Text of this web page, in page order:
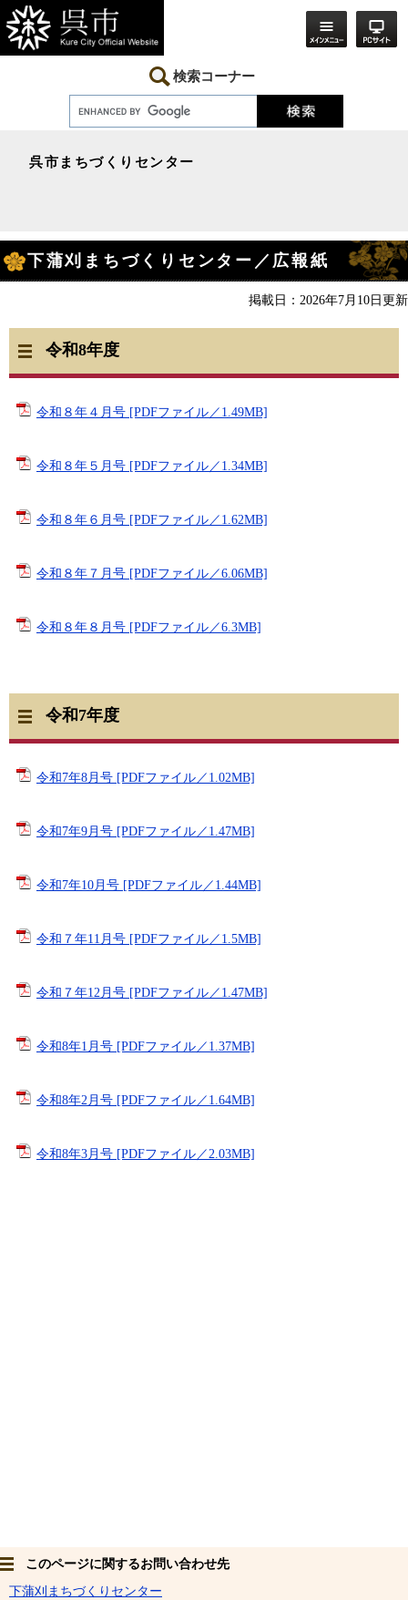
ー
ジ
の
ニ
ュ
ー
検索コーナー
呉市まちづくりセンター
文
下蒲刈まちづくりセンター／広報紙
掲載日：2026年7月10日更新
令和8年度
令和８年４月号 [PDFファイル／1.49MB]
令和８年５月号 [PDFファイル／1.34MB]
令和８年６月号 [PDFファイル／1.62MB]
令和８年７月号 [PDFファイル／6.06MB]
令和８年８月号 [PDFファイル／6.3MB]
令和7年度
令和7年8月号 [PDFファイル／1.02MB]
令和7年9月号 [PDFファイル／1.47MB]
令和7年10月号 [PDFファイル／1.44MB]
令和７年11月号 [PDFファイル／1.5MB]
令和７年12月号 [PDFファイル／1.47MB]
令和8年1月号 [PDFファイル／1.37MB]
令和8年2月号 [PDFファイル／1.64MB]
令和8年3月号 [PDFファイル／2.03MB]
このページに関するお問い合わせ先
下蒲刈まちづくりセンター